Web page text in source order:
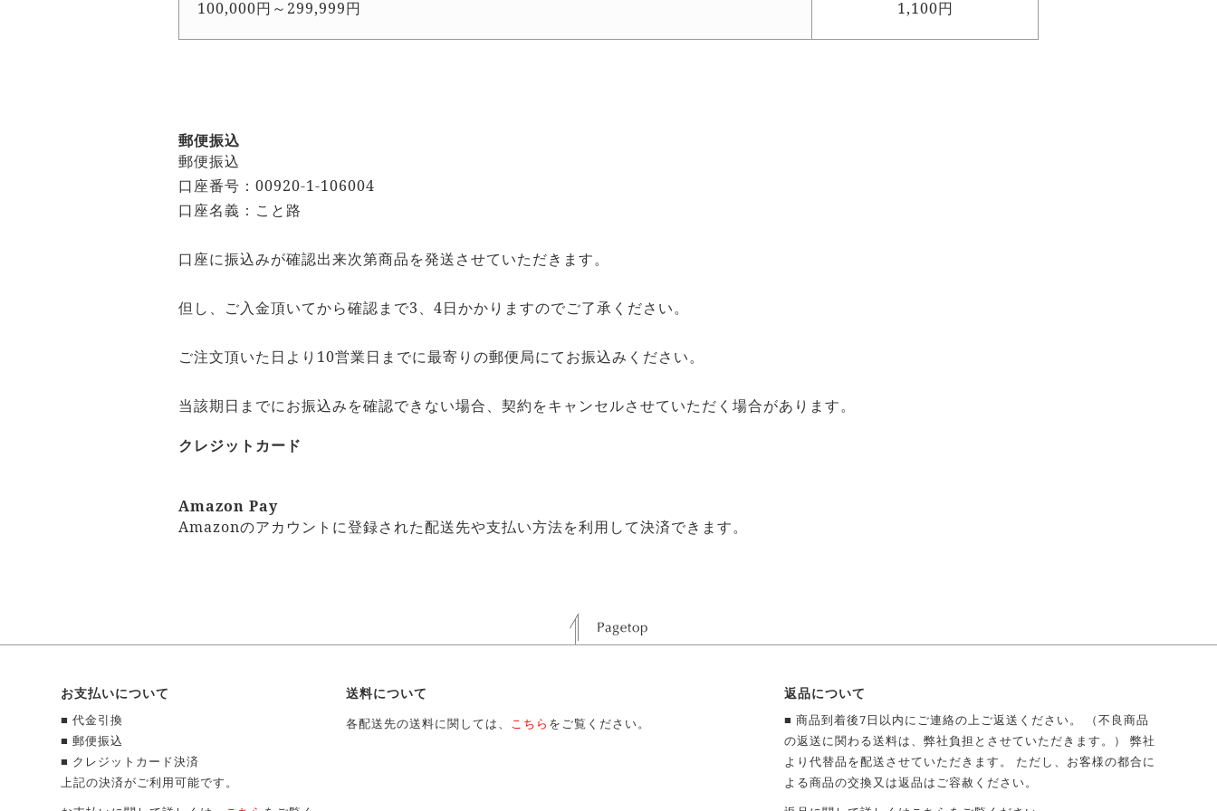
100,000円～299,999円 1,100円
郵便振込
郵便振込
口座番号：00920-1-106004
口座名義：こと路
口座に振込みが確認出来次第商品を発送させていただきます。
但し、ご入金頂いてから確認まで3、4日かかりますのでご了承ください。
ご注文頂いた日より10営業日までに最寄りの郵便局にてお振込みください。
当該期日までにお振込みを確認できない場合、契約をキャンセルさせていただく場合があります。
クレジットカード
Amazon Pay
Amazonのアカウントに登録された配送先や支払い方法を利用して決済できます。
お支払いについて
■ 代金引換
■ 郵便振込
■ クレジットカード決済
上記の決済がご利用可能です。
送料について
各配送先の送料に関しては、 こちら をご覧ください。
返品について
■ 商品到着後7日以内にご連絡の上ご返送ください。 （不良商品
の返送に関わる送料は、弊社負担とさせていただきます。） 弊社
より代替品を配送させていただきます。 ただし、お客様の都合に
よる商品の交換又は返品はご容赦ください。